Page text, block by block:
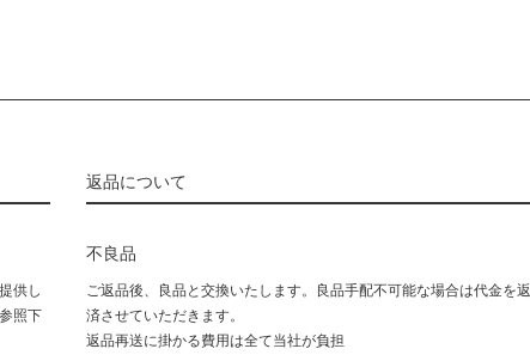
供し
照下
返品について
不良品
ご返品後、良品と交換いたします。良品手配不可能な場合は代金を返
済させていただきます。
返品再送に掛かる費用は全て当社が負担